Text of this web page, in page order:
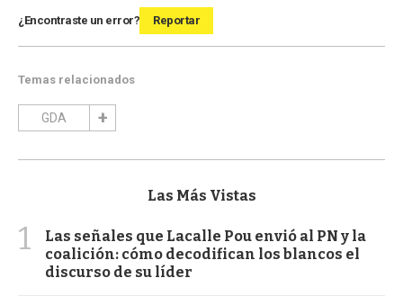
¿Encontraste un error? Reportar
Temas relacionados
GDA
Las Más Vistas
1
Las señales que Lacalle Pou envió al PN y la
coalición: cómo decodifican los blancos el
discurso de su líder